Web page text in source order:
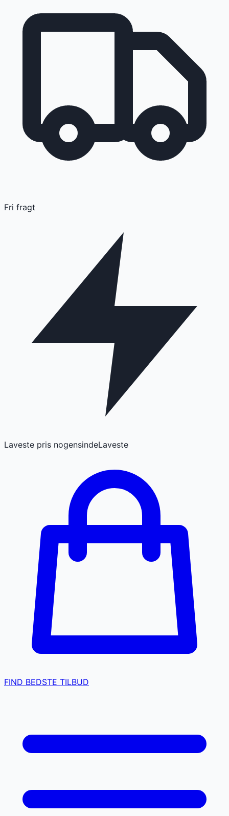
Fri fragt
Laveste pris nogensindeLaveste
FIND BEDSTE TILBUD